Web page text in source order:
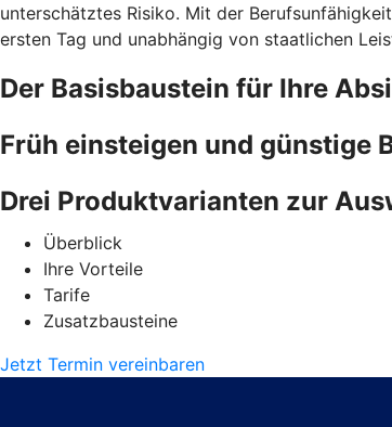
unterschätztes Risiko. Mit der
ersten Tag und unabhängig von staatlichen
Der Basisbaustein für Ihre
Früh einsteigen und günstige
Drei Produktvarianten zur
Überblick
Ihre Vorteile
Tarife
Zusatzbausteine
Jetzt Termin vereinbaren